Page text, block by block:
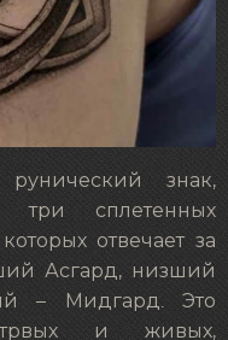
рунический знак,
три сплетенных
отвечает за
Асгард, низший
– Мидгард. Это
и живых,